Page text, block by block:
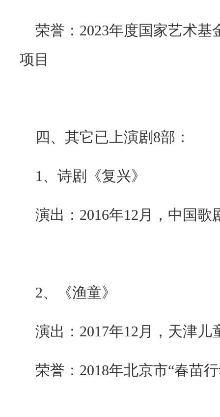
荣誉： 2023年度国家艺术基
项目
四、其它已上演剧 8部：
1 、诗剧《复兴》
演出： 2016年12 月，中国歌
2、《渔童》
演出： 2017年12 月，天津儿
荣誉： 2018年北京市“春苗